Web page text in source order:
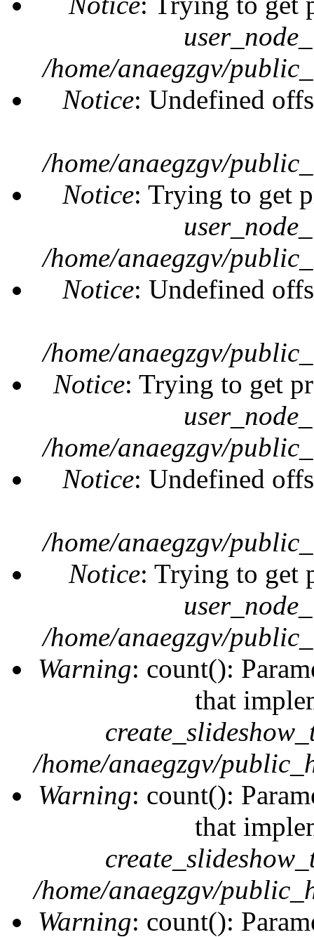
/home/anaegzgv/
Notice: Undefined
/home/anaegzgv/
Notice: Trying to get
/home/anaegzgv/
Notice: Undefined
/home/anaegzgv/
Notice: Trying to get
/home/anaegzgv/
Notice: Undefined
/home/anaegzgv/
Notice: Trying to get
/home/anaegzgv/
Warning: count():
that
/home/anaegzgv/
Warning: count():
that
/home/anaegzgv/
Warning: count():